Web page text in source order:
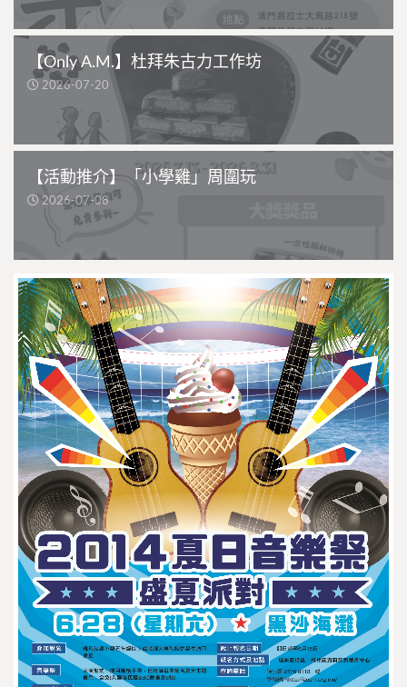
【Only A.M.】杜拜朱古力工作坊
2026-07-20
【活動推介】「小學雞」周圍玩
2026-07-08